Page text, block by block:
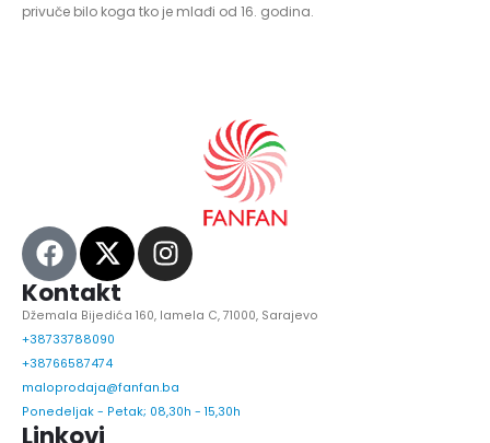
privuče bilo koga tko je mlađi od 16. godina.
Kontakt
Džemala Bijedića 160, lamela C, 71000, Sarajevo
+38733788090
+38766587474
maloprodaja@fanfan.ba
Ponedeljak - Petak; 08,30h - 15,30h
Linkovi